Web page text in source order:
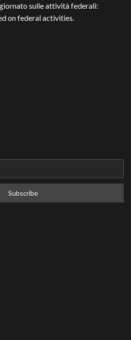
sulle attività federali:
on federal activities.